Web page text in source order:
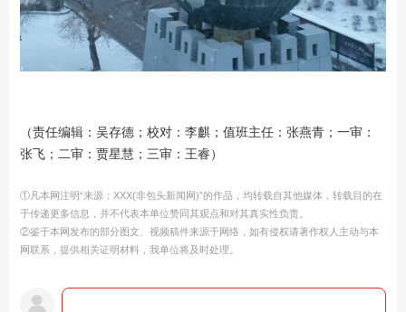
（责任编辑：吴存德；校对：李麒；值班主任：张燕青；一审：
张飞；二审：贾星慧；三审：王睿）
①凡本网注明“来源：XXX(非包头新闻网)”的作品，均转载自其他媒体，转载目的在
于传递更多信息，并不代表本单位赞同其观点和对其真实性负责。
②鉴于本网发布的部分图文、视频稿件来源于网络，如有侵权请著作权人主动与本
网联系，提供相关证明材料，我单位将及时处理。